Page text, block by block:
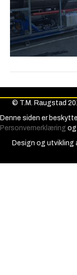
© T.M. Raugstad
Denne siden er
Personvernerklæring og
Design og utvikling